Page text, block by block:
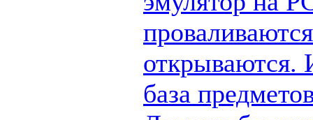
открываются.
база